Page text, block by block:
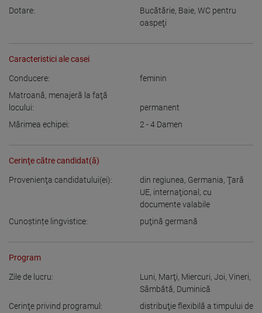
Dotare: Bucătărie, Baie, WC pentru
oaspeţi
Caracteristici ale casei
Conducere:
feminin
Matroană, menajeră la faţă
locului:
permanent
Mărimea echipei:
2 - 4 Damen
Cerinţe către candidat(ă)
Provenienţa candidatului(ei): din regiunea, Germania, Ţară
UE, internaţional, cu
documente valabile
Cunoștințe lingvistice:
puţină germană
Program
Zile de lucru: Luni, Marţi, Miercuri, Joi, Vineri,
Sâmbătă, Duminică
Cerinţe privind programul:
distribuţie flexibilă a timpului de